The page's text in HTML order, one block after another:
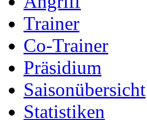
Trainer
Co-Trainer
Präsidium
Saisonübersicht
Statistiken